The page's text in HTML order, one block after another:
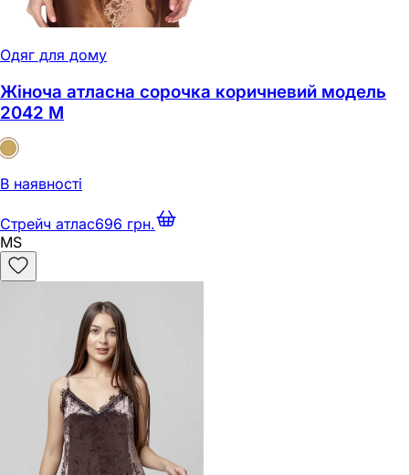
Одяг для дому
Жіноча атласна сорочка коричневий модель
2042 M
В наявності
Стрейч атлас696 грн.
MS